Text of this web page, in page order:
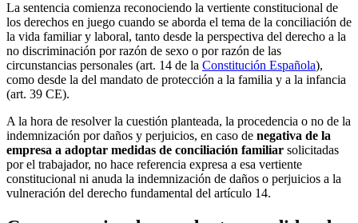
La sentencia comienza reconociendo la vertiente constitucional de
los derechos en juego cuando se aborda el tema de la conciliación de
la vida familiar y laboral, tanto desde la perspectiva del derecho a la
no discriminación por razón de sexo o por razón de las
circunstancias personales (art. 14 de la Constitución Española),
como desde la del mandato de protección a la familia y a la infancia
(art. 39 CE).
A la hora de resolver la cuestión planteada, la procedencia o no de la
indemnización por daños y perjuicios, en caso de negativa de la
empresa a adoptar medidas de conciliación familiar solicitadas
por el trabajador, no hace referencia expresa a esa vertiente
constitucional ni anuda la indemnización de daños o perjuicios a la
vulneración del derecho fundamental del artículo 14.